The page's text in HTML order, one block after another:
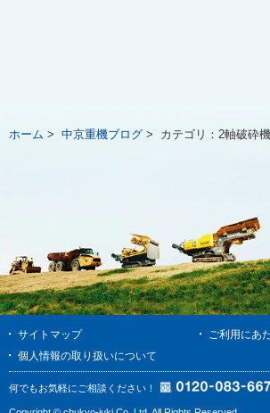
ホーム > 中京重機ブログ > カテゴリ： 2軸破砕機
サイトマップ
ご利用にあ
個人情報の取り扱いについて
何でもお気軽にご相談ください！